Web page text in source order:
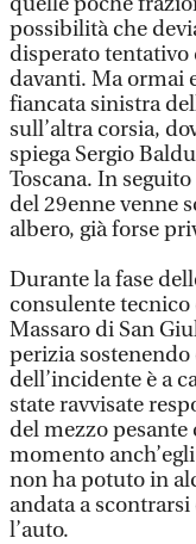
possibilità che
disperato tentativo
davanti. Ma ormai
fiancata sinistra
sull’altra corsia,
spiega Sergio
Toscana. In
del 29enne venne
albero, già forse
Durante la fase
consulente tecnico
Massaro di San
perizia
dell’incidente è a
state ravvisate
del mezzo
momento
non ha potuto in
andata a
l’auto.